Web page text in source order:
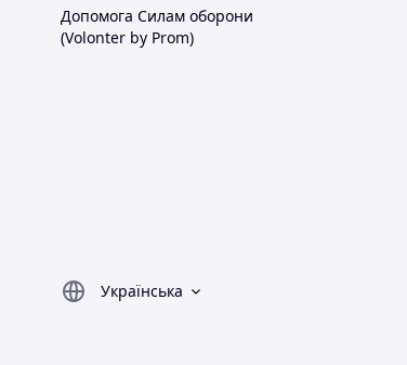
Допомога Силам оборони
(Volonter by Prom)
Українська